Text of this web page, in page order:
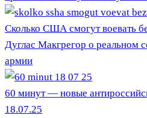
Сколько США смогут воевать
Дуглас Макгрегор о реальном
армии
60 минут — новые
18.07.25